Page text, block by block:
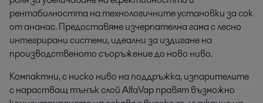
рентабилността на технологичните установки за сок
от ананас. Предоставяме изчерпателна гама с лесно
интегрирани системи, идеални за издигане на
производственото съоръжение до ново ниво.
Компактни, с ниско ниво на поддръжка, изпарителите
с нарастващ тънък слой AlfaVap правят възможно